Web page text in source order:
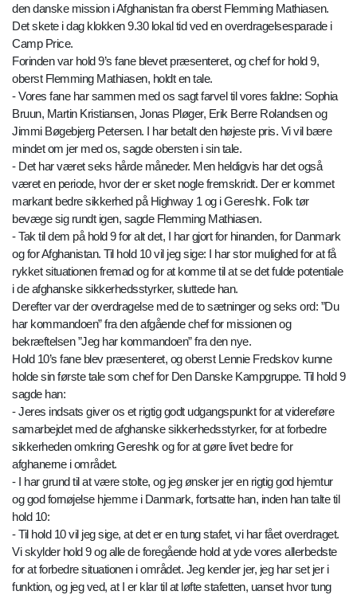
den danske mission i Afghanistan fra oberst Flemming Mathiasen.
Det skete i dag klokken 9.30 lokal tid ved en overdragelsesparade i
Camp Price.
Forinden var hold 9’s fane blevet præsenteret, og chef for hold 9,
oberst Flemming Mathiasen, holdt en tale.
- Vores fane har sammen med os sagt farvel til vores faldne: Sophia
Bruun, Martin Kristiansen, Jonas Pløger, Erik Berre Rolandsen og
Jimmi Bøgebjerg Petersen. I har betalt den højeste pris. Vi vil bære
mindet om jer med os, sagde obersten i sin tale.
- Det har været seks hårde måneder. Men heldigvis har det også
været en periode, hvor der er sket nogle fremskridt. Der er kommet
markant bedre sikkerhed på Highway 1 og i Gereshk. Folk tør
bevæge sig rundt igen, sagde Flemming Mathiasen.
- Tak til dem på hold 9 for alt det, I har gjort for hinanden, for Danmark
og for Afghanistan. Til hold 10 vil jeg sige: I har stor mulighed for at få
rykket situationen fremad og for at komme til at se det fulde potentiale
i de afghanske sikkerhedsstyrker, sluttede han.
Derefter var der overdragelse med de to sætninger og seks ord: ”Du
har kommandoen” fra den afgående chef for missionen og
bekræftelsen ”Jeg har kommandoen” fra den nye.
Hold 10’s fane blev præsenteret, og oberst Lennie Fredskov kunne
holde sin første tale som chef for Den Danske Kampgruppe. Til hold 9
sagde han:
- Jeres indsats giver os et rigtig godt udgangspunkt for at videreføre
samarbejdet med de afghanske sikkerhedsstyrker, for at forbedre
sikkerheden omkring Gereshk og for at gøre livet bedre for
afghanerne i området.
- I har grund til at være stolte, og jeg ønsker jer en rigtig god hjemtur
og god fornøjelse hjemme i Danmark, fortsatte han, inden han talte til
hold 10:
- Til hold 10 vil jeg sige, at det er en tung stafet, vi har fået overdraget.
Vi skylder hold 9 og alle de foregående hold at yde vores allerbedste
for at forbedre situationen i området. Jeg kender jer, jeg har set jer i
funktion, og jeg ved, at I er klar til at løfte stafetten, uanset hvor tung